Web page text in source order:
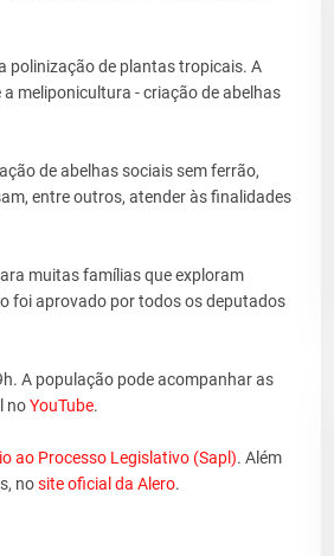
polinização de plantas tropicais. A
meliponicultura - criação de abelhas
de abelhas sociais sem ferrão,
entre outros, atender às finalidades
muitas famílias que exploram
foi aprovado por todos os deputados
A população pode acompanhar as
noYouTube.
ao Processo Legislativo (Sapl). Além
nosite oficial da Alero.